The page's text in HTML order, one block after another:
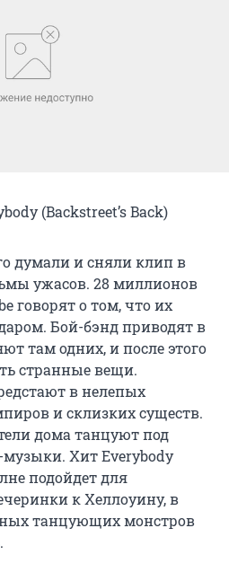
(Backstreet’s Back)
думали и сняли клип в
ужасов. 28 миллионов
говорят о том, что их
Бой-бэнд приводят в
там одних, и после этого
странные вещи.
в нелепых
и склизких существ.
дома танцуют под
Хит Everybody
подойдет для
к Хеллоуину, в
танцующих монстров